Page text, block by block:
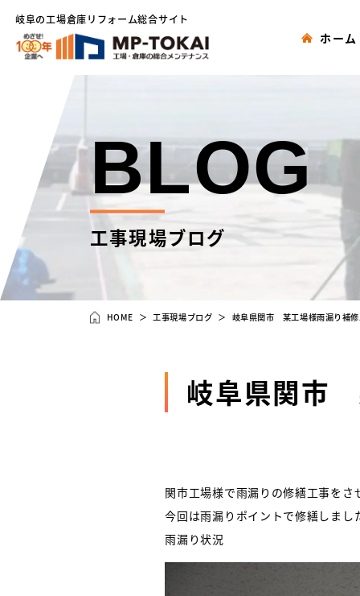
岐阜の工場倉庫リフォーム総合サイト
ホーム
BLOG
工事現場ブログ
HOME 工事現場ブログ 岐阜県関市 某工場様雨漏り補
岐阜県関市
関市工場様で雨漏りの修繕工事をさ
今回は雨漏りポイントで修繕しまし
雨漏り状況